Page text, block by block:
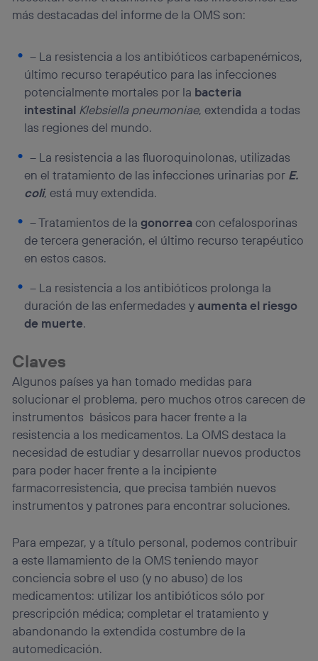
más destacadas del informe de la OMS son:
– La resistencia a los antibióticos carbapenémicos,
último recurso terapéutico para las infecciones
potencialmente mortales por la bacteria
intestinal Klebsiella pneumoniae, extendida a todas
las regiones del mundo.
– La resistencia a las fluoroquinolonas, utilizadas
en el tratamiento de las infecciones urinarias por E.
coli, está muy extendida.
– Tratamientos de lagonorreacon cefalosporinas
de tercera generación, el último recurso terapéutico
en estos casos.
– La resistencia a los antibióticos prolonga la
duración de las enfermedades y aumenta el riesgo
de muerte.
Claves
Algunos países ya han tomado medidas para
solucionar el problema, pero muchos otros carecen de
instrumentos básicos para hacer frente a la
resistencia a los medicamentos. La OMS destaca la
necesidad de estudiar y desarrollar nuevos productos
para poder hacer frente a la incipiente
farmacorresistencia, que precisa también nuevos
instrumentos y patrones para encontrar soluciones.
Para empezar, y a título personal, podemos contribuir
a este llamamiento de la OMS teniendo mayor
conciencia sobre el uso (y no abuso) de los
medicamentos: utilizar los antibióticos sólo por
prescripción médica; completar el tratamiento y
abandonando la extendida costumbre de la
automedicación.